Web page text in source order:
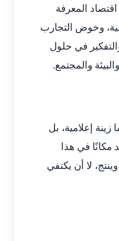
المعرفة
وخوض التجارب
في حلول
والمجتمع.
زينة إعلامية، بل
مكانًا في هذا
لا أن يكتفي